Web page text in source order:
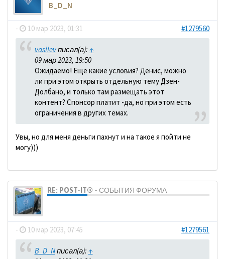
B_D_N
- 10 мар 2023, 01:31 #1279560
vasilevписал(а): ↑
09 мар 2023, 19:50
Ожидаемо! Еще какие условия? Денис, можно
ли при этом открыть отдельную тему Дзен-
Долбано, и только там размещать этот
контент? Спонсор платит -да, но при этом есть
ограничения в других темах.
Увы, но для меня деньги пахнут и на такое я пойти не
могу)))
RE: POST-IT® - СОБЫТИЯ ФОРУМА
- 10 мар 2023, 07:45 #1279561
B_D_Nписал(а): ↑